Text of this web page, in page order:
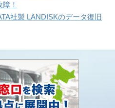
！
社製 LANDISKのデータ復旧